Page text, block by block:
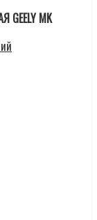
MK